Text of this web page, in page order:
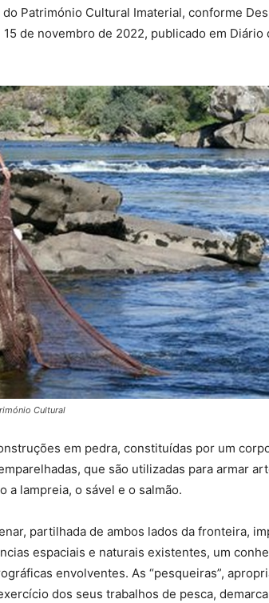
Património Cultural Imaterial, conforme
de novembro de 2022, publicado em Diário
Cultural
em pedra, constituídas por um
que são utilizadas para armar
a lampreia, o sável e o salmão.
partilhada de ambos lados da fronteira,
espaciais e naturais existentes, um
envolventes. As “pesqueiras”,
dos seus trabalhos de pesca,